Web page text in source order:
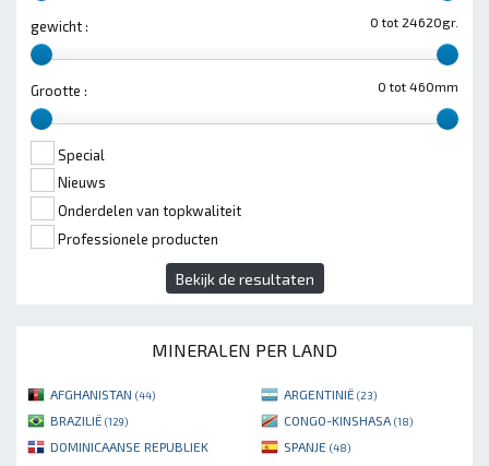
0 tot 24620gr.
gewicht :
0 tot 460mm
Grootte :
Special
Nieuws
Onderdelen van topkwaliteit
Professionele producten
Bekijk de resultaten
MINERALEN PER LAND
AFGHANISTAN (44) ARGENTINIË (23)
BRAZILIË (129) CONGO-KINSHASA (18)
DOMINICAANSE REPUBLIEK SPANJE (48)